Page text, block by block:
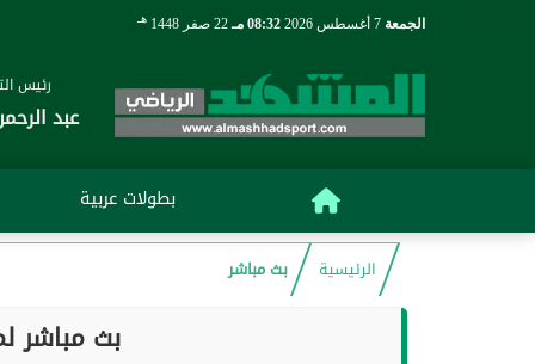
الجمعة 08:32 مـ 22 صفر 1448 هـ
رئيس
عبد
بطولات عربية
الرئيسية بث مباشر
بث مباشر